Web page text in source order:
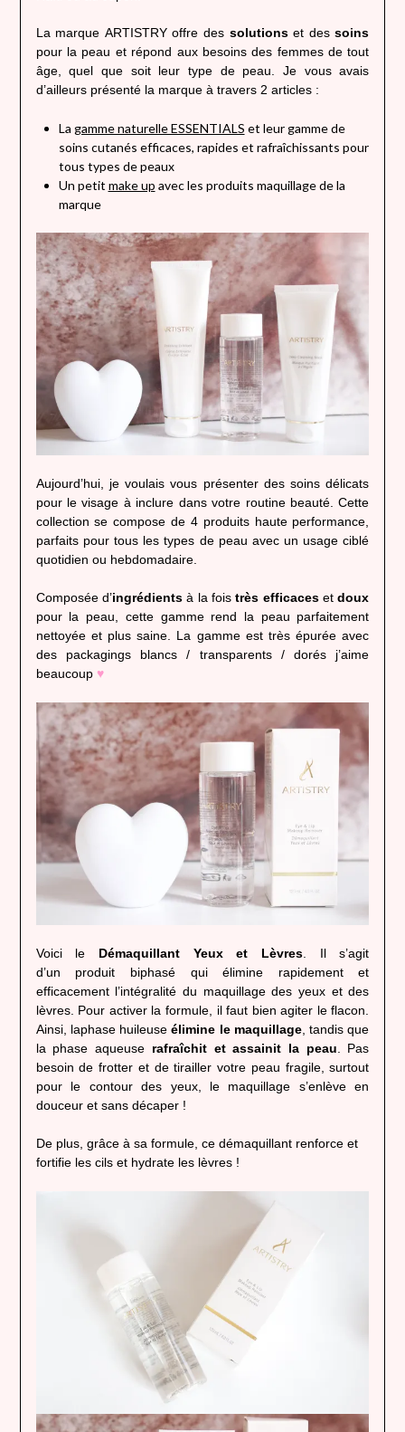
La marque ARTISTRY offre des solutionset dessoins
pour la peau et répond aux besoins des femmes de tout
âge, quel que soit leur type de peau. Je vous avais
d’ailleurs présenté la marque à travers 2 articles :
La gamme naturelle ESSENTIALS et leur gamme de
soins cutanés efficaces, rapides et rafraîchissants pour
tous types de peaux
Un petit make up avec les produits maquillage de la
marque
Aujourd’hui, je voulais vous présenter des soins délicats
pour le visage à inclure dans votre routine beauté. Cette
collection se compose de 4 produits haute performance,
parfaits pour tous les types de peau avec un usage ciblé
quotidien ou hebdomadaire.
Composée d’ingrédientsà la foistrès efficacesetdoux
pour la peau, cette gamme rend la peau parfaitement
nettoyée et plus saine. La gamme est très épurée avec
des packagings blancs / transparents / dorés j’aime
beaucoup ♥
Voici le Démaquillant Yeux et Lèvres . Il s’agit
d’un produit biphasé qui élimine rapidement et
efficacement l’intégralité du maquillage des yeux et des
lèvres. Pour activer la formule, il faut bien agiter le flacon.
Ainsi, laphase huileuseélimine le maquillage, tandis que
la phase aqueuse rafraîchit et assainit la peau . Pas
besoin de frotter et de tirailler votre peau fragile, surtout
pour le contour des yeux, le maquillage s’enlève en
douceur et sans décaper !
De plus, grâce à sa formule, ce démaquillant renforce et
fortifie les cils et hydrate les lèvres !